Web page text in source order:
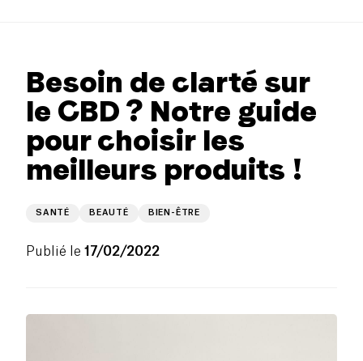
Besoin de clarté sur
le CBD ? Notre guide
pour choisir les
meilleurs produits !
SANTÉ BEAUTÉ BIEN-ÊTRE
Publié le 17/02/2022